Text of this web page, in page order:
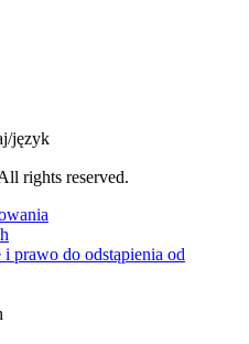
język
rights reserved.
prawo do odstąpienia od